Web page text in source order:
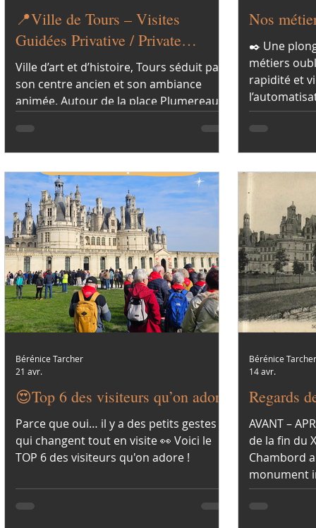
📍Ville de Tours – Visites
Guidées Privative / Private
Guided Tours
Ville d’art et d’histoire, Tours séduit par
son centre ancien et son ambiance
animée. Autour de la place Plumereau,
particuliers racontent l’évolution de la
ville du Moyen Âge à la Renaissance.
Une ville vivante, au cœur du Val de
Loire.
Nos
✒️ Une
métiers
rapidité et vie
dans les
et du début
😍Top 6 des visiteurs qu’on adore
Parce que oui… il y a des petits gestes
qui changent tout en visite 👀 Voici le
TOP 6 des visiteurs qu'on adore !
Bérénice Tarcher
21 avr.
Regards
AVANT –
de la fin du
Chambord
monument
façade,
fièrement.
Bérénice Tarcher
14 avr.